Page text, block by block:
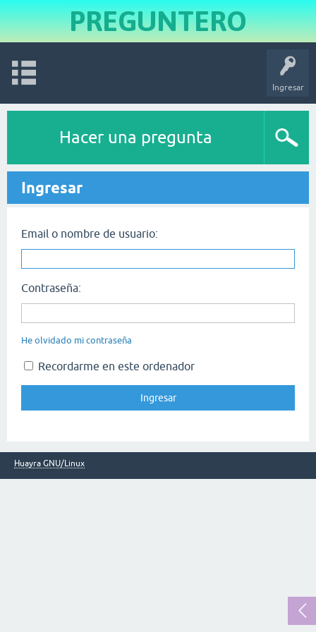
PREGUNTERO
Ingresar
Hacer una pregunta
Ingresar
Email o nombre de usuario:
Contraseña:
He olvidado mi contraseña
Recordarme en este ordenador
Huayra GNU/Linux